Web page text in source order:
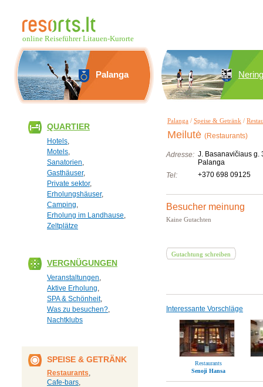
online Reiseführer Litauen-Kurorte
Palanga
QUARTIER
Hotels,
Motels,
Sanatorien,
Gasthäuser,
Private sektor,
Erholungshäuser,
Camping,
Erholung im Landhause,
Zeltplätze
VERGNÜGUNGEN
Veranstaltungen,
Aktive Erholung,
SPA & Schönheit,
Was zu besuchen?,
Nachtklubs
SPEISE & GETRÄNK
Restaurants,
Cafe-bars,
Palanga / Speise & Getränk /
Meilutė (Restaurants)
Adresse: J. Basanavičiaus g.
Palanga
Tel:
+370 698 09125
Besucher meinung
Kaine Gutachten
Gutachtung schreiben
Interessante Vorschläge
Restaurants
Senoji Hansa